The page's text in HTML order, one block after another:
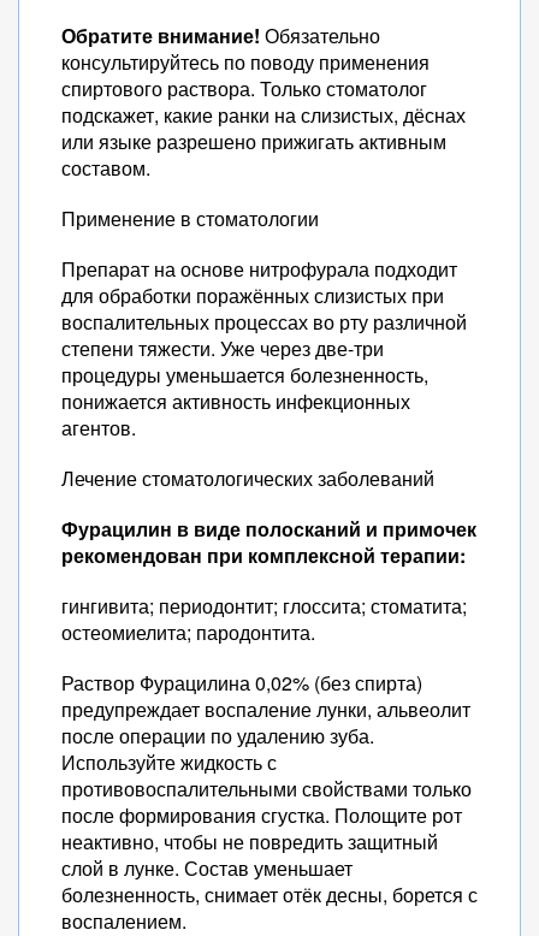
Обратите внимание! Обязательно
консультируйтесь по поводу применения
спиртового раствора. Только стоматолог
подскажет, какие ранки на слизистых, дёснах
или языке разрешено прижигать активным
составом.
Применение в стоматологии
Препарат на основе нитрофурала подходит
для обработки поражённых слизистых при
воспалительных процессах во рту различной
степени тяжести. Уже через две-три
процедуры уменьшается болезненность,
понижается активность инфекционных
агентов.
Лечение стоматологических заболеваний
Фурацилин в виде полосканий и примочек
рекомендован при комплексной терапии:
гингивита; периодонтит; глоссита; стоматита;
остеомиелита; пародонтита.
Раствор Фурацилина 0,02% (без спирта)
предупреждает воспаление лунки, альвеолит
после операции по удалению зуба.
Используйте жидкость с
противовоспалительными свойствами только
после формирования сгустка. Полощите рот
неактивно, чтобы не повредить защитный
слой в лунке. Состав уменьшает
болезненность, снимает отёк десны, борется с
воспалением.